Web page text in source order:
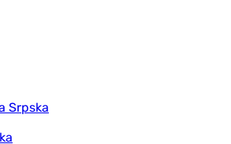
Srpska